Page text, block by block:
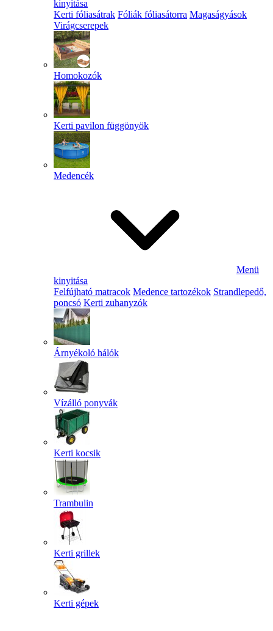
kinyitása
Kerti fóliasátrak Fóliák fóliasátorra Magaságyások
Virágcserepek
Homokozók
Kerti pavilon függönyök
Medencék
Menü
kinyitása
Felfújható matracok Medence tartozékok Strandlepedő,
poncsó Kerti zuhanyzók
Árnyékoló hálók
Vízálló ponyvák
Kerti kocsik
Trambulin
Kerti grillek
Kerti gépek